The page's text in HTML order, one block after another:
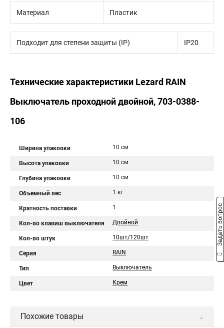
Материал Пластик
Подходит для степени защиты (IP) IP20
Технические характеристики Lezard RAIN
Выключатель проходной двойной, 703-0388-
106
Ширина упаковки 10 см
Высота упаковки 10 см
Глубина упаковки 10 см
Объемный вес 1 кг
Кратность поставки 1
Кол-во клавиш выключателя Двойной
Кол-во штук 10шт/120шт
Серия RAIN
Тип Выключатель
Цвет Крем
Похожие товары
Задать вопрос